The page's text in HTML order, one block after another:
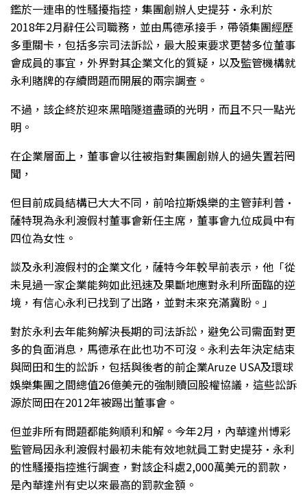
鑑於一連串的性騷擾指控，集團創辦人史提芬·永利於
2018年2月辭任公司職務，並由馬德承接手，帶領集團經歷
多重關卡，包括多宗司法訴訟，最大股東要求更替多位董事
會成員的事宜，外界對其企業文化的質疑，以及監管機構就
永利賭牌的存續問題而開展的兩宗調查。
不過，該企終於迎來黑暗隧道盡頭的光明，而且不只一點光
明。
在企業層面上，董事會以往被指對集團創辦人的過失置若罔
聞，
但目前成員結構已大大不同，前哈拉斯娛樂的主管菲利普·
薩特現為永利渡假村董事會新任主席，董事會九位成員中有
四位為女性。
談及永利渡假村的企業文化，薩特今年較早前表示，他「從
未見過一家企業能夠如此迅速及果斷地應對永利所面臨的逆
境，有信心永利已找到了出路，並對未來充滿冀盼。」
對於永利去年能夠解決長期的司法訴訟，避免公司需面對更
多的負面消息，馬德承在此也功不可沒。永利去年決定結束
與岡田和生的訟訴，包括與後者的前企業Aruze USA及環球
娛樂集團之間總值26億美元的強制贖回股權協議，這些訟訴
源於岡田在2012年被踢出董事會。
但並非所有問題都能夠順利和解。今年2月，內華達州博彩
監管局因永利渡假村最初未能有效地就員工對史提芬·永利
的性騷擾指控進行調查，對該企科處2,000萬美元的罰款，
是內華達州有史以來最高的罰款金額。